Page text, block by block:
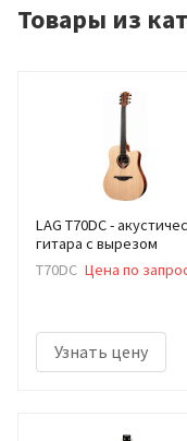
Товары из
LAG T70DC -
гитара с вырезом
T70DC Цена по
Узнать цену